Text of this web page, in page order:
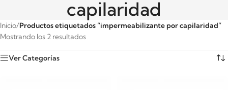
capilaridad
Inicio/Productos etiquetados “impermeabilizante por capilaridad”
Mostrando los 2 resultados
Ver Categorías